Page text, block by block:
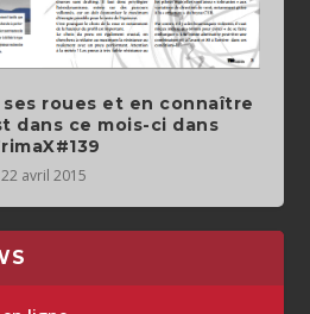
roues et en connaître
dans ce mois-ci dans
22 avril 2015